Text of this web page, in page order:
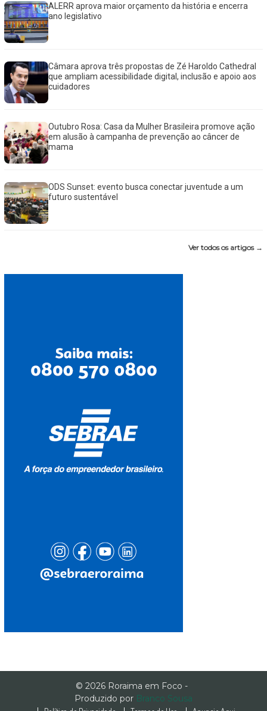
ALERR aprova maior orçamento da história e encerra
ano legislativo
Câmara aprova três propostas de Zé Haroldo Cathedral
que ampliam acessibilidade digital, inclusão e apoio aos
cuidadores
Outubro Rosa: Casa da Mulher Brasileira promove ação
em alusão à campanha de prevenção ao câncer de
mama
ODS Sunset: evento busca conectar juventude a um
futuro sustentável
Ver todos os artigos →
© 2026 Roraima em Foco -
Produzido por Branco Sousa